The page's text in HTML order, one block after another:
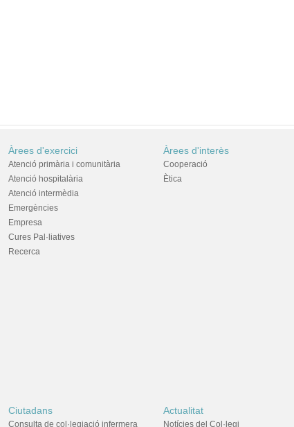
Àrees d'exercici
Atenció primària i comunitària
Atenció hospitalària
Atenció intermèdia
Emergències
Empresa
Cures Pal·liatives
Recerca
Àrees d'interès
Cooperació
Ètica
Ciutadans
Consulta de col·legiació infermera
Actualitat
Notícies del Col·legi